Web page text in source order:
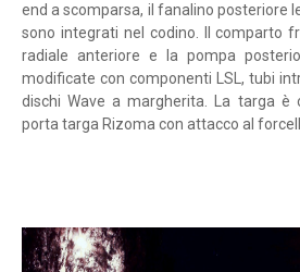
end a scomparsa, il fanalino posteriore
sono integrati nel codino. Il comparto
radiale anteriore e la pompa
modificate con componenti LSL, tubi
dischi Wave a margherita. La targa è
porta targa Rizoma con attacco al